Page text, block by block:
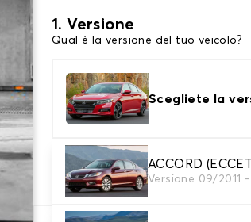
1. Versione
Qual è la versione del tuo veicolo?
Scegliete la
ACCORD
Versione 09/2011
2. Livello di protezione
Scegli il telo protettivo adatto alle